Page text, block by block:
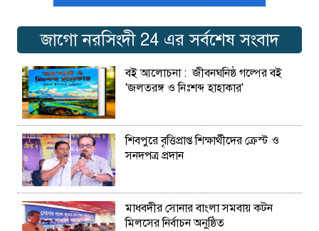
জাগো নরসিংদী 24 এর সর্বশেষ সংবাদ
বই আলোচনা : জীবনঘনিষ্ঠ গল্পের বই
'জলতরঙ্গ ও নিঃশব্দ হাহাকার'
শিবপুরে বৃত্তিপ্রাপ্ত শিক্ষার্থীদের ক্রেস্ট ও
সনদপত্র প্রদান
মাধবদীর সোনার বাংলা সমবায় কটন
মিলসের নির্বাচন অনুষ্ঠিত